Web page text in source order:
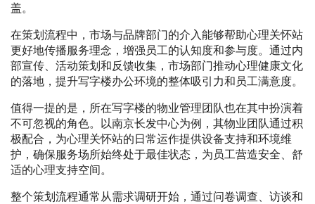
盖。
在策划流程中，市场与品牌部门的介入能够帮助心理关怀站
更好地传播服务理念，增强员工的认知度和参与度。通过内
部宣传、活动策划和反馈收集，市场部门推动心理健康文化
的落地，提升写字楼办公环境的整体吸引力和员工满意度。
值得一提的是，所在写字楼的物业管理团队也在其中扮演着
不可忽视的角色。以南京长发中心为例，其物业团队通过积
极配合，为心理关怀站的日常运作提供设备支持和环境维
护，确保服务场所始终处于最佳状态，为员工营造安全、舒
适的心理支持空间。
整个策划流程通常从需求调研开始，通过问卷调查、访谈和